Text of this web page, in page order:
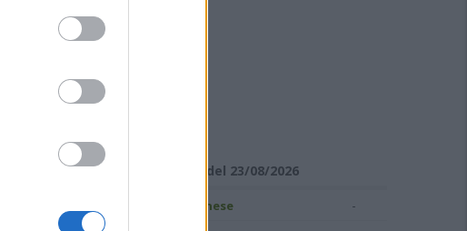
Girone B - Giornata 1 del 23/08/2026
Pianese -